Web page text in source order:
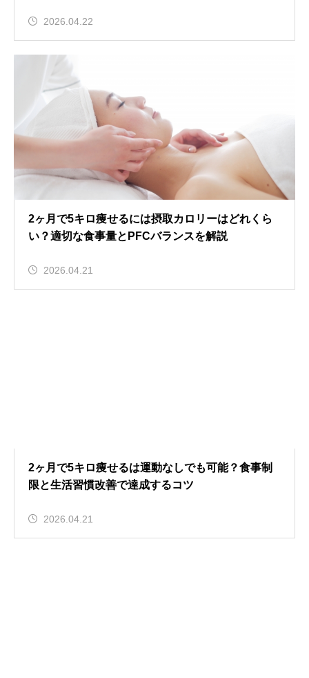
2026.04.22
2ヶ月で5キロ痩せるには摂取カロリーはどれくら
い？適切な食事量とPFCバランスを解説
2026.04.21
2ヶ月で5キロ痩せるは運動なしでも可能？食事制
限と生活習慣改善で達成するコツ
2026.04.21